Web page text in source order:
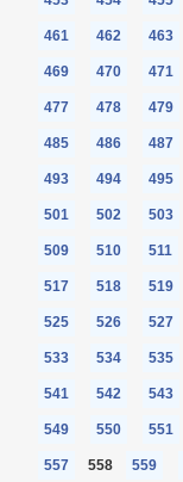
461 462 463
469 470 471
477 478 479
485 486 487
493 494 495
501 502 503
509 510 511
517 518 519
525 526 527
533 534 535
541 542 543
549 550 551
557 558 559